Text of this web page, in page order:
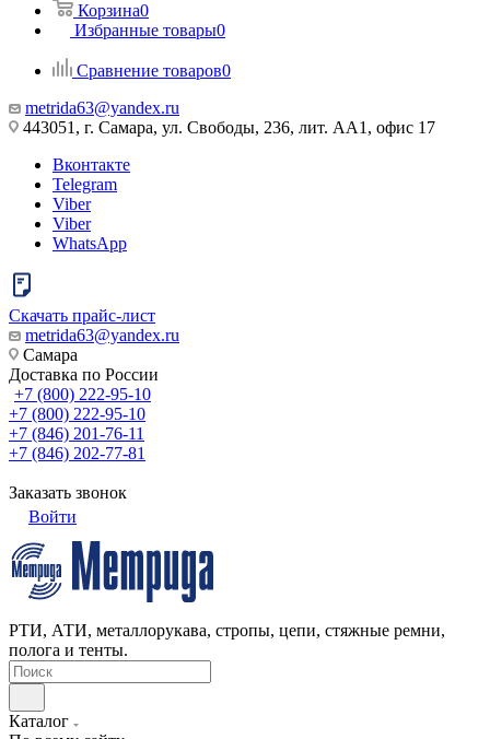
Корзина0
Избранные товары0
Сравнение товаров0
metrida63@yandex.ru
443051, г. Самара, ул. Свободы, 236, лит. АА1, офис 17
Вконтакте
Telegram
Viber
Viber
WhatsApp
Скачать прайс-лист
metrida63@yandex.ru
Самара
Доставка по России
+7 (800) 222-95-10
+7 (800) 222-95-10
+7 (846) 201-76-11
+7 (846) 202-77-81
Заказать звонок
Войти
РТИ, АТИ, металлорукава, стропы, цепи, стяжные ремни,
полога и тенты.
Каталог